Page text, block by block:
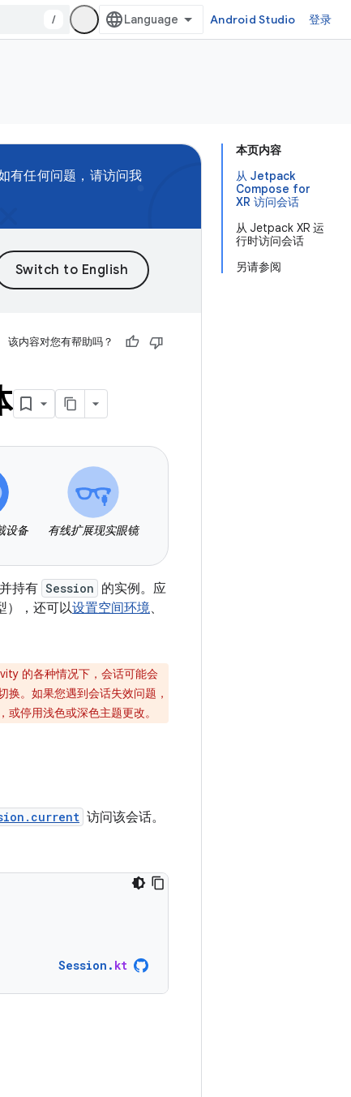
/ Android Studio 登录
本页内容
从 Jetpack
Compose for
XR 访问会话
从 Jetpack XR 运
行时访问会话
另请参阅
有任何问题，请访问我
该内容对您有帮助吗？
设备 有线扩展现实眼镜
持有 Session 的实例。应
），还可以设置空间环境、
的各种情况下，会话可能会
。如果您遇到会话失效问题，
停用浅色或深色主题更改。
访问该会话。
Session . kt